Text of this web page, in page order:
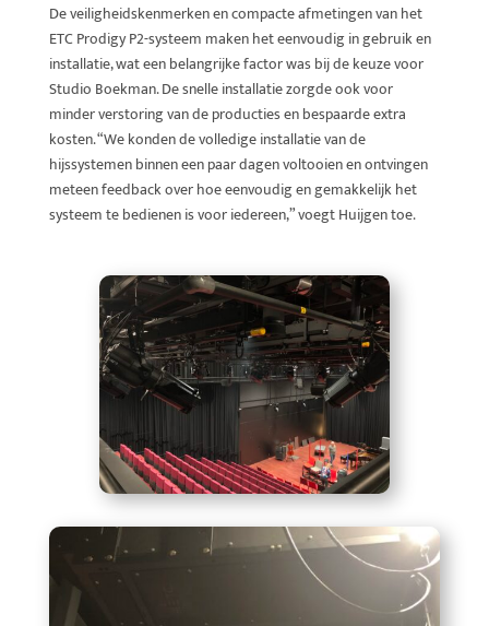
De veiligheidskenmerken en compacte afmetingen van het
ETC Prodigy P2-systeem maken het eenvoudig in gebruik en
installatie, wat een belangrijke factor was bij de keuze voor
Studio Boekman. De snelle installatie zorgde ook voor
minder verstoring van de producties en bespaarde extra
kosten. “We konden de volledige installatie van de
hijssystemen binnen een paar dagen voltooien en ontvingen
meteen feedback over hoe eenvoudig en gemakkelijk het
systeem te bedienen is voor iedereen,” voegt Huijgen toe.